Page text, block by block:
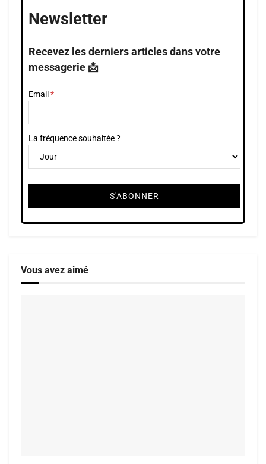
Newsletter
Recevez les derniers articles dans votre
messagerie 📩
Email
La fréquence souhaitée ?
Vous avez aimé